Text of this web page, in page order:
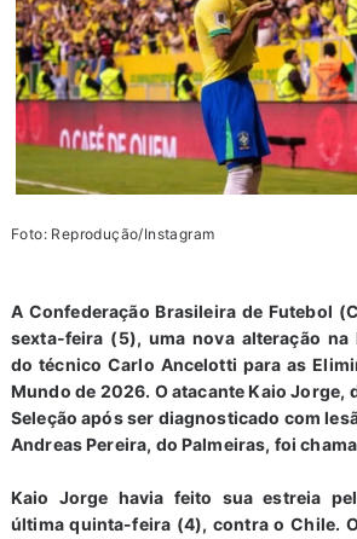
Foto: Reprodução/Instagram
A Confederação Brasileira de Futebol
sexta-feira (5), uma nova alteração
do técnico Carlo Ancelotti para as
Mundo de 2026. O atacante Kaio Jorge,
Seleção após ser diagnosticado com
Andreas Pereira, do Palmeiras, foi
Kaio Jorge havia feito sua estreia
última quinta-feira (4), contra o Chile.